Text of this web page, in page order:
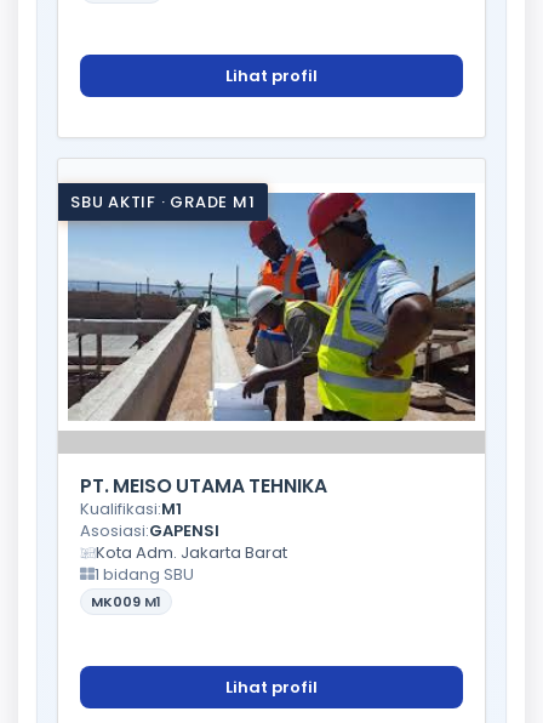
Lihat profil
SBU AKTIF · GRADE M1
PT. MEISO UTAMA TEHNIKA
Kualifikasi:M1
Asosiasi:GAPENSI
Kota Adm. Jakarta Barat
1 bidang SBU
MK009 M1
Lihat profil